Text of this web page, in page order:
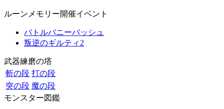
ルーンメモリー開催イベント
バトルバニーバッシュ
叛逆のギルティ2
武器練磨の塔
斬の段 打の段
突の段 魔の段
モンスター図鑑